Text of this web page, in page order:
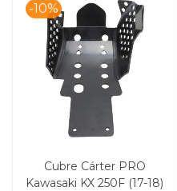
-10%
Cubre Cárter PRO
Kawasaki KX 250F (17-18)